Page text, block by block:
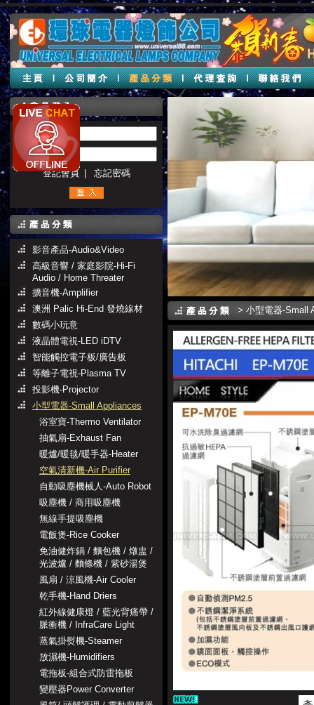
帳號 :
密碼 :
登記會員
忘記密碼
影音產品-Audio&Video
高級音響 / 家庭影院-Hi-Fi
Audio / Home Threater
擴音機-Amplifier
澳洲 Palic Hi-End 發燒線材
數碼小玩意
液晶體電視-LED iDTV
智能觸控電子板/廣告板
等離子電視-Plasma TV
投影機-Projector
小型電器-Small Appliances
浴室寶-Thermo Ventilator
抽氣扇-Exhaust Fan
暖爐/暖毯/暖手器-Heater
空氣清新機-Air Purifier
自動吸塵機械人-Auto Robot
吸塵機 / 商用吸塵機
無線手提吸塵機
電飯煲-Rice Cooker
免油健炸鍋 / 麵包機 / 燉盅 /
光波爐 / 麵條機 / 紫砂湯煲
風扇 / 涼風機-Air Cooler
乾手機-Hand Driers
紅外線健康燈 / 藍光背痛帶 /
脈衝機 / InfraCare Light
蒸氣掛熨機-Steamer
放濕機-Humidifiers
電拖板-組合式防雷拖板
變壓器Power Converter
>小型電器-Small